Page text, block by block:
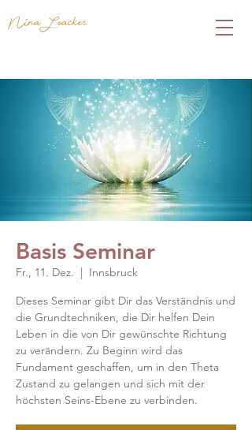
Nina Loacker
Basis Seminar
Fr., 11. Dez.
  |
Innsbruck
Dieses Seminar gibt Dir das Verständnis und
die Grundtechniken, die Dir helfen Dein
Leben in die von Dir gewünschte Richtung
zu verändern. Zu Beginn wird das
Fundament geschaffen, um in den Theta
Zustand zu gelangen und sich mit der
höchsten Seins-Ebene zu verbinden.